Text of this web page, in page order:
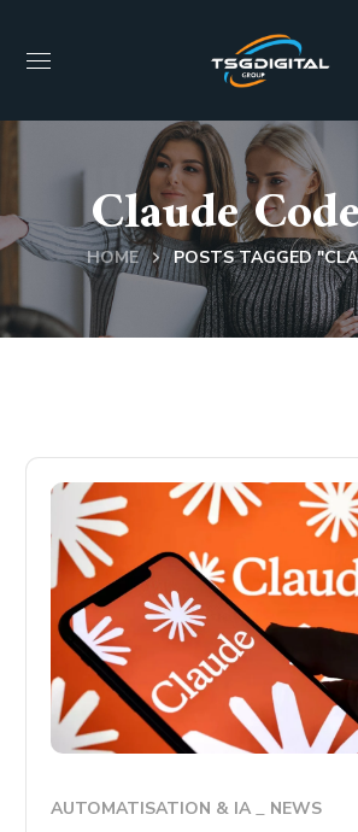
Claude
HOME POSTS TAGGED
AUTOMATISATION & IA NEWS